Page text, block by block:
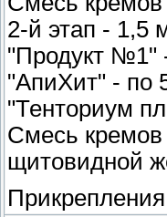
2-й этап - 1,5
"Продукт №1"
"АпиХит" - по
"Тенториум
Смесь кремов
щитовидной